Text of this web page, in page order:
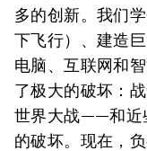
多的创新。我们
下飞行）、建造
电脑、互联网和
了极大的破坏：
世界大战——和近
的破坏。现在，